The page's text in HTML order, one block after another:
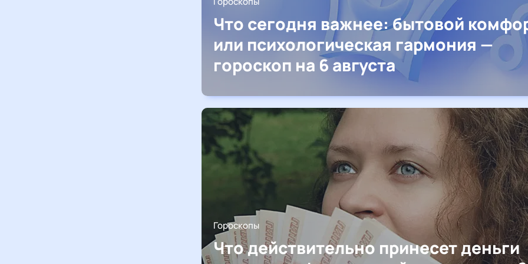
Что сегодня важнее: бытовой
или психологическая гармония —
гороскоп на 6 августа
Гороскопы
Что действительно принесет деньги